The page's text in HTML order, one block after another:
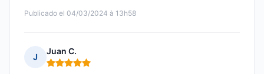
Publicado el 04/03/2024 à 13h58
J
Juan C.
Nota: 5 de 5